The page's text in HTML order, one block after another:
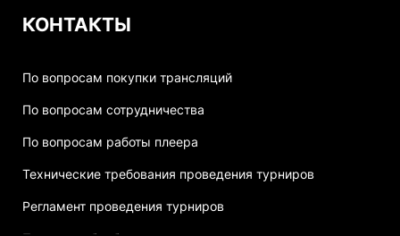
КОНТАКТЫ
По вопросам покупки трансляций
По вопросам сотрудничества
По вопросам работы плеера
Технические требования проведения турниров
Регламент проведения турниров